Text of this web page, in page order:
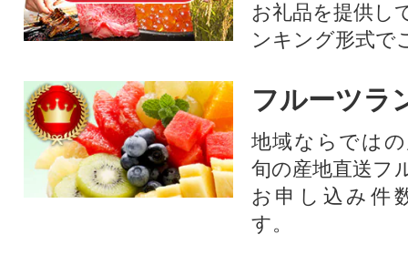
お礼品を提供し
ンキング形式で
フルーツラ
地域ならでは
旬の産地直送フ
お申し込み件
す。